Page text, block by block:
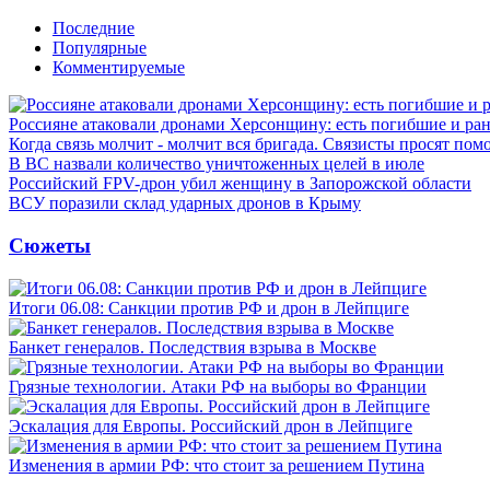
Последние
Популярные
Комментируемые
Россияне атаковали дронами Херсонщину: есть погибшие и
Когда связь молчит - молчит вся бригада. Связисты просят
В ВС назвали количество уничтоженных целей в июле
Российский FPV-дрон убил женщину в Запорожской области
ВСУ поразили склад ударных дронов в Крыму
Сюжеты
Итоги 06.08: Санкции против РФ и дрон в Лейпциге
Банкет генералов. Последствия взрыва в Москве
Грязные технологии. Атаки РФ на выборы во Франции
Эскалация для Европы. Российский дрон в Лейпциге
Изменения в армии РФ: что стоит за решением Путина